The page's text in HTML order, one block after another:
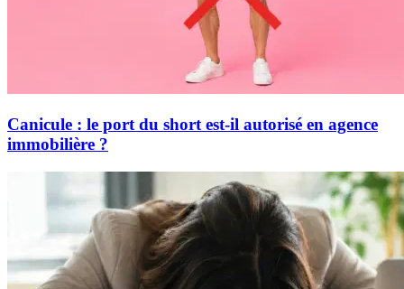
Canicule : le port du short est-il autorisé en agence
immobilière ?